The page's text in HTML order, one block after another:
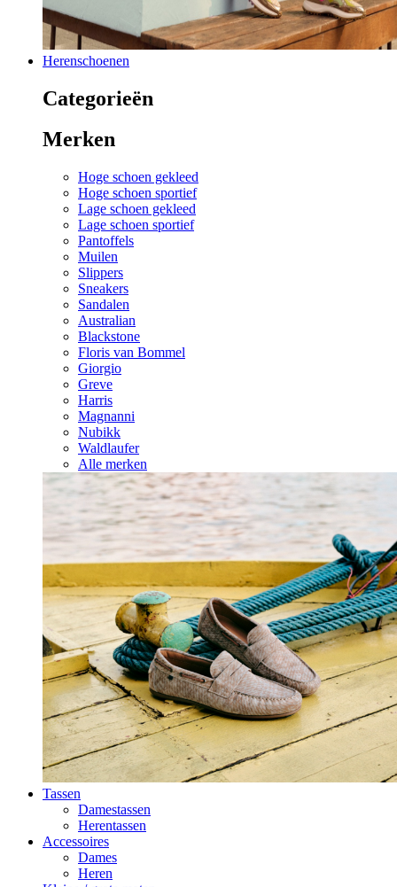
Herenschoenen
Categorieën
Merken
Hoge schoen gekleed
Hoge schoen sportief
Lage schoen gekleed
Lage schoen sportief
Pantoffels
Muilen
Slippers
Sneakers
Sandalen
Australian
Blackstone
Floris van Bommel
Giorgio
Greve
Harris
Magnanni
Nubikk
Waldlaufer
Alle merken
Tassen
Damestassen
Herentassen
Accessoires
Dames
Heren